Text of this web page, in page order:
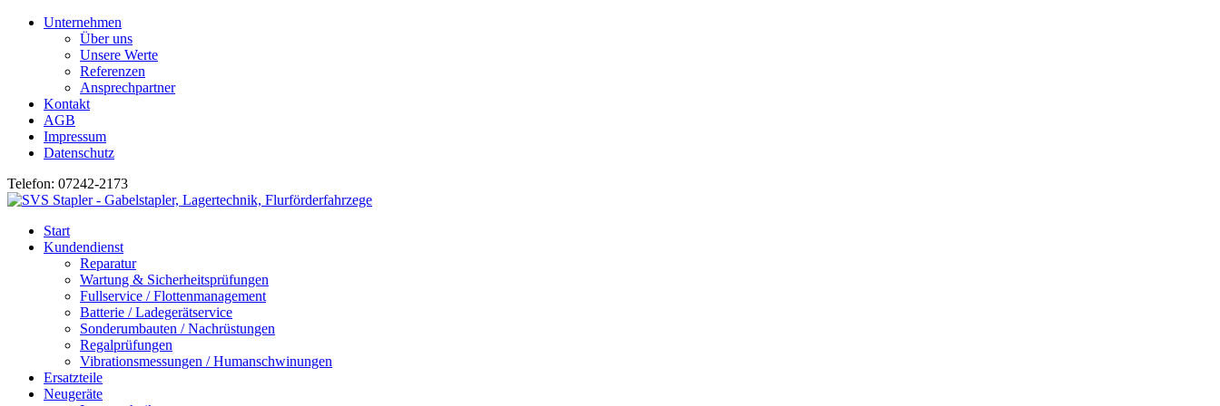
Unternehmen
Über uns
Unsere Werte
Referenzen
Ansprechpartner
Kontakt
AGB
Impressum
Datenschutz
Telefon: 07242-2173
Start
Kundendienst
Reparatur
Wartung & Sicherheitsprüfungen
Fullservice / Flottenmanagement
Batterie / Ladegerätservice
Sonderumbauten / Nachrüstungen
Regalprüfungen
Vibrationsmessungen / Humanschwinungen
Ersatzteile
Neugeräte